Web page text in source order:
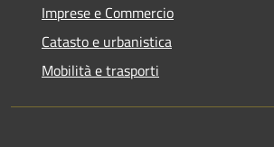
Imprese e Commercio
Catasto e urbanistica
Mobilità e trasporti